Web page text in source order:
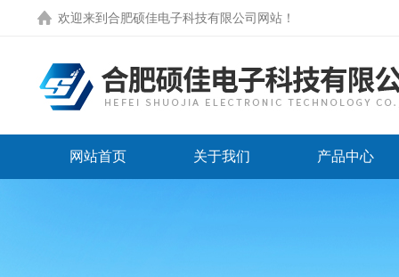
欢迎来到 合肥硕佳电子科技有限公司网站 ！
网站首页 关于我们 产品中心